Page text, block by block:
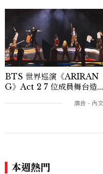
BTS 世界巡演《ARIRAN
G》Act 2 7 位成員舞台造型
本週熱門